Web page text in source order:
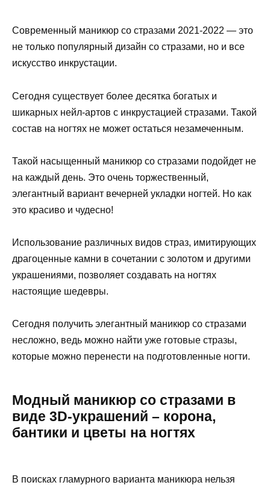
Современный маникюр со стразами 2021-2022 — это
не только популярный дизайн со стразами, но и все
искусство инкрустации.
Сегодня существует более десятка богатых и
шикарных нейл-артов с инкрустацией стразами. Такой
состав на ногтях не может остаться незамеченным.
Такой насыщенный маникюр со стразами подойдет не
на каждый день. Это очень торжественный,
элегантный вариант вечерней укладки ногтей. Но как
это красиво и чудесно!
Использование различных видов страз, имитирующих
драгоценные камни в сочетании с золотом и другими
украшениями, позволяет создавать на ногтях
настоящие шедевры.
Сегодня получить элегантный маникюр со стразами
несложно, ведь можно найти уже готовые стразы,
которые можно перенести на подготовленные ногти.
Модный маникюр со стразами в
виде 3D-украшений – корона,
бантики и цветы на ногтях
В поисках гламурного варианта маникюра нельзя